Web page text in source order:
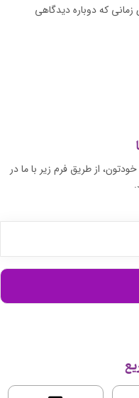
که دوباره دیدگاهی
از طریق فرم زیر با ما در